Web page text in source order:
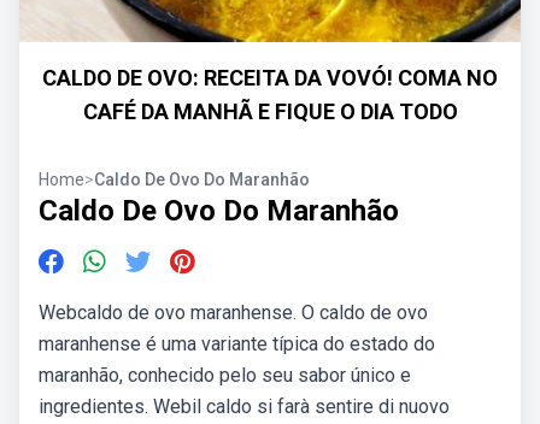
CALDO DE OVO: RECEITA DA VOVÓ! COMA NO
CAFÉ DA MANHÃ E FIQUE O DIA TODO
Home>Caldo De Ovo Do Maranhão
Caldo De Ovo Do Maranhão
Webcaldo de ovo maranhense. O caldo de ovo
maranhense é uma variante típica do estado do
maranhão, conhecido pelo seu sabor único e
ingredientes. Webil caldo si farà sentire di nuovo